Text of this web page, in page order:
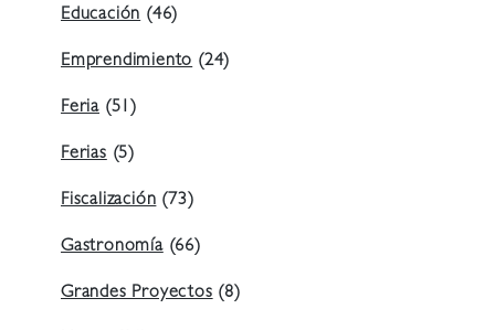
Educación(46)
Emprendimiento(24)
Feria (51)
Ferias(5)
Fiscalización(73)
Gastronomía(66)
Grandes Proyectos(8)